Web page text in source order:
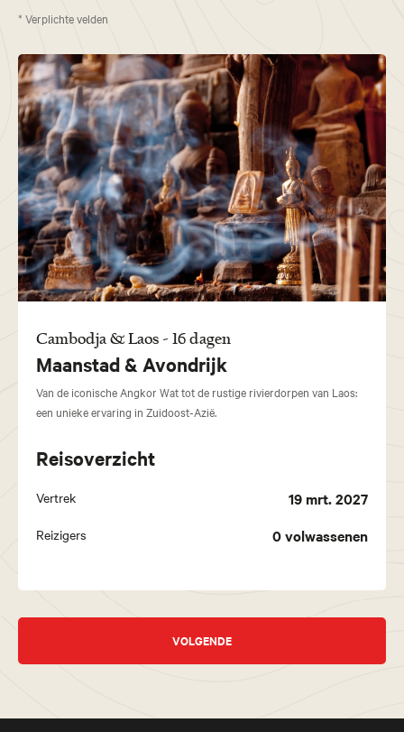
* Verplichte velden
Cambodja & Laos - 16 dagen
Maanstad & Avondrijk
Van de iconische Angkor Wat tot de rustige rivierdorpen van Laos:
een unieke ervaring in Zuidoost-Azië.
Reisoverzicht
Vertrek 19 mrt. 2027
Reizigers 0volwassenen
VOLGENDE